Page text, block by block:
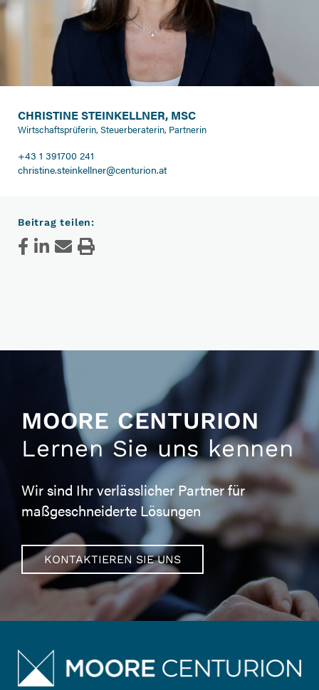
CHRISTINE STEINKELLNER, MSC
Wirtschaftsprüferin, Steuerberaterin, Partnerin
+43 1 391700 241
christine.steinkellner@centurion.at
Beitrag teilen:
MOORE CENTURION
Lernen Sie uns kennen
Wir sind Ihr verlässlicher Partner für
maßgeschneiderte Lösungen
KONTAKTIEREN SIE UNS